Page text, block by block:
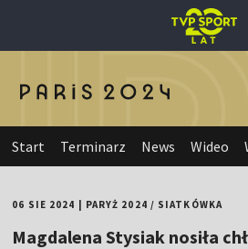
Start Terminarz News Wideo
06 SIE 2024 PARYŻ 2024 / SIATKÓWKA
Magdalena Stysiak nosiła